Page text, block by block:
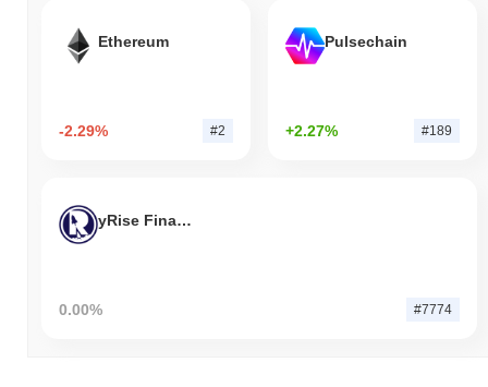
Ethereum
-2.29% #2
Pulsechain
+2.27% #189
yRise Finance
0.00% #7774